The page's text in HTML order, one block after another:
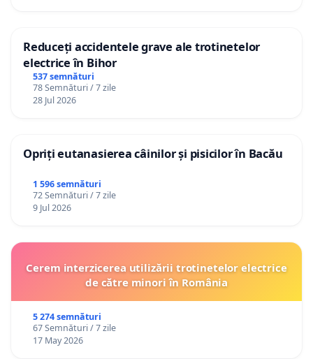
Reduceți accidentele grave ale trotinetelor
electrice în Bihor
537 semnături
78 Semnături / 7 zile
28 Jul 2026
Opriți eutanasierea câinilor și pisicilor în Bacău
1 596 semnături
72 Semnături / 7 zile
9 Jul 2026
Cerem interzicerea utilizării trotinetelor electrice
de către minori în România
5 274 semnături
67 Semnături / 7 zile
17 May 2026